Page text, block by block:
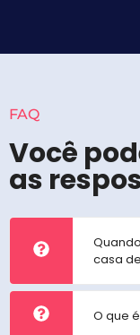
FAQ
Você
as
casa
O que